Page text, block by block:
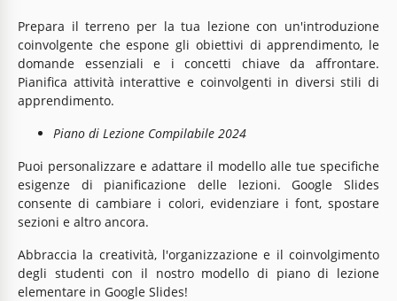
Prepara il terreno per la tua lezione con un'introduzione
coinvolgente che espone gli obiettivi di apprendimento, le
domande essenziali e i concetti chiave da affrontare.
Pianifica attività interattive e coinvolgenti in diversi stili di
apprendimento.
Piano di Lezione Compilabile 2024
Puoi personalizzare e adattare il modello alle tue specifiche
esigenze di pianificazione delle lezioni. Google Slides
consente di cambiare i colori, evidenziare i font, spostare
sezioni e altro ancora.
Abbraccia la creatività, l'organizzazione e il coinvolgimento
degli studenti con il nostro modello di piano di lezione
elementare in Google Slides!